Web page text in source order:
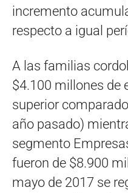
incremento
respecto a igual
A las familias
$4.100 millones de
superior
año pasado)
segmento
fueron de $8.900
mayo de 2017 se